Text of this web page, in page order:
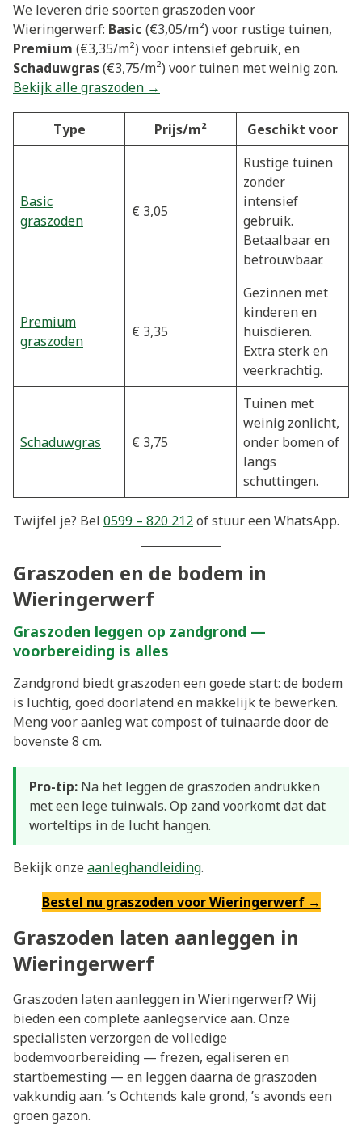
We leveren drie soorten graszoden voor
Wieringerwerf: Basic (€3,05/m²) voor rustige tuinen,
Premium (€3,35/m²) voor intensief gebruik, en
Schaduwgras(€3,75/m²) voor tuinen met weinig zon.
Bekijk alle graszoden →
Type Prijs/m² Geschikt voor
Basic
graszoden
€ 3,05
Rustige tuinen
zonder
intensief
gebruik.
Betaalbaar en
betrouwbaar.
Premium
graszoden
€ 3,35
Gezinnen met
kinderen en
huisdieren.
Extra sterk en
veerkrachtig.
Schaduwgras € 3,75
Tuinen met
weinig zonlicht,
onder bomen of
langs
schuttingen.
Twijfel je? Bel 0599 – 820 212of stuur een WhatsApp.
Graszoden en de bodem in
Wieringerwerf
Graszoden leggen op zandgrond —
voorbereiding is alles
Zandgrond biedt graszoden een goede start: de bodem
is luchtig, goed doorlatend en makkelijk te bewerken.
Meng voor aanleg wat compost of tuinaarde door de
bovenste 8 cm.
Pro-tip: Na het leggen de graszoden andrukken
met een lege tuinwals. Op zand voorkomt dat dat
worteltips in de lucht hangen.
Bekijk onzeaanleghandleiding.
Bestel nu graszoden voor Wieringerwerf →
Graszoden laten aanleggen in
Wieringerwerf
Graszoden laten aanleggen in Wieringerwerf? Wij
bieden een complete aanlegservice aan. Onze
specialisten verzorgen de volledige
bodemvoorbereiding — frezen, egaliseren en
startbemesting — en leggen daarna de graszoden
vakkundig aan. ’s Ochtends kale grond, ’s avonds een
groen gazon.